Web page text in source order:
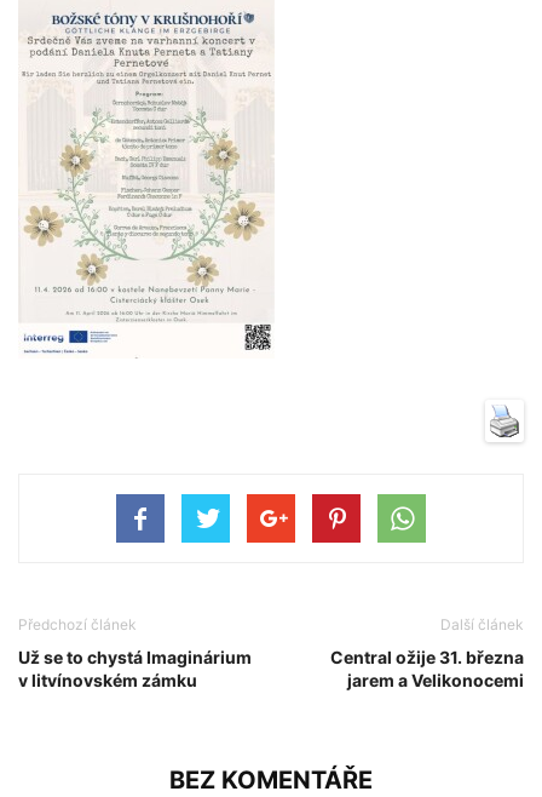
Předchozí článek
Už se to chystá Imaginárium
v litvínovském zámku
Další článek
Central ožije 31. března
jarem a Velikonocemi
BEZ KOMENTÁŘE